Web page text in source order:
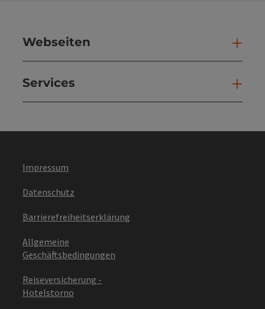
Webseiten
Services
Impressum
Datenschutz
Barrierefreiheitserklärung
Allgemeine
Geschäftsbedingungen
Reiseversicherung -
Hotelstorno